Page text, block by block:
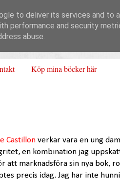
Köp mina böcker här
Castillonverkar vara en ung
en kombination jag
att marknadsföra sin nya bok,
precis idag. Jag har inte
to deliver its services and to
performance and security
abuse.